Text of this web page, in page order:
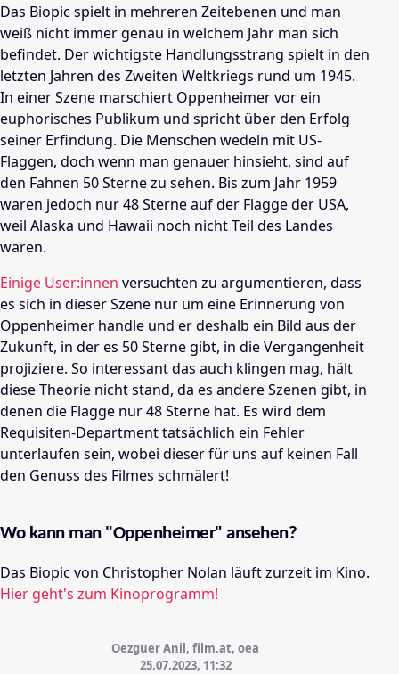
Das Biopic spielt in mehreren Zeitebenen und man
weiß nicht immer genau in welchem Jahr man sich
befindet. Der wichtigste Handlungsstrang spielt in den
letzten Jahren des Zweiten Weltkriegs rund um 1945.
In einer Szene marschiert Oppenheimer vor ein
euphorisches Publikum und spricht über den Erfolg
seiner Erfindung. Die Menschen wedeln mit US-
Flaggen, doch wenn man genauer hinsieht, sind auf
den Fahnen 50 Sterne zu sehen. Bis zum Jahr 1959
waren jedoch nur 48 Sterne auf der Flagge der USA,
weil Alaska und Hawaii noch nicht Teil des Landes
waren.
Einige User:innen versuchten zu argumentieren, dass
es sich in dieser Szene nur um eine Erinnerung von
Oppenheimer handle und er deshalb ein Bild aus der
Zukunft, in der es 50 Sterne gibt, in die Vergangenheit
projiziere. So interessant das auch klingen mag, hält
diese Theorie nicht stand, da es andere Szenen gibt, in
denen die Flagge nur 48 Sterne hat. Es wird dem
Requisiten-Department tatsächlich ein Fehler
unterlaufen sein, wobei dieser für uns auf keinen Fall
den Genuss des Filmes schmälert!
Wo kann man "Oppenheimer" ansehen?
Das Biopic von Christopher Nolan läuft zurzeit im Kino.
Hier geht's zum Kinoprogramm!
Oezguer Anil, film.at, oea
25.07.2023, 11:32